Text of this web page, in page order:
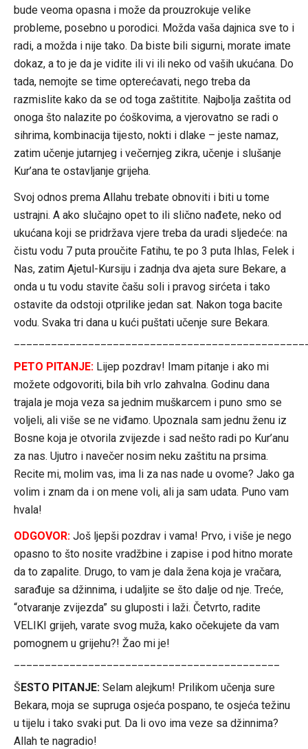
bude veoma opasna i može da prouzrokuje velike
probleme, posebno u porodici. Možda vaša dajnica sve to i
radi, a možda i nije tako. Da biste bili sigurni, morate imate
dokaz, a to je da je vidite ili vi ili neko od vaših ukućana. Do
tada, nemojte se time opterećavati, nego treba da
razmislite kako da se od toga zaštitite. Najbolja zaštita od
onoga što nalazite po ćoškovima, a vjerovatno se radi o
sihrima, kombinacija tijesto, nokti i dlake – jeste namaz,
zatim učenje jutarnjeg i večernjeg zikra, učenje i slušanje
Kur’ana te ostavljanje grijeha.
Svoj odnos prema Allahu trebate obnoviti i biti u tome
ustrajni. A ako slučajno opet to ili slično nađete, neko od
ukućana koji se pridržava vjere treba da uradi sljedeće: na
čistu vodu 7 puta proučite Fatihu, te po 3 puta Ihlas, Felek i
Nas, zatim Ajetul-Kursiju i zadnja dva ajeta sure Bekare, a
onda u tu vodu stavite čašu soli i pravog sirćeta i tako
ostavite da odstoji otprilike jedan sat. Nakon toga bacite
vodu. Svaka tri dana u kući puštati učenje sure Bekara.
PETO PITANJE: Lijep pozdrav! Imam pitanje i ako mi
možete odgovoriti, bila bih vrlo zahvalna. Godinu dana
trajala je moja veza sa jednim muškarcem i puno smo se
voljeli, ali više se ne viđamo. Upoznala sam jednu ženu iz
Bosne koja je otvorila zvijezde i sad nešto radi po Kur’anu
za nas. Ujutro i navečer nosim neku zaštitu na prsima.
Recite mi, molim vas, ima li za nas nade u ovome? Jako ga
volim i znam da i on mene voli, ali ja sam udata. Puno vam
hvala!
ODGOVOR: Još ljepši pozdrav i vama! Prvo, i više je nego
opasno to što nosite vradžbine i zapise i pod hitno morate
da to zapalite. Drugo, to vam je dala žena koja je vračara,
sarađuje sa džinnima, i udaljite se što dalje od nje. Treće,
“otvaranje zvijezda” su gluposti i laži. Četvrto, radite
VELIKI grijeh, varate svog muža, kako očekujete da vam
pomognem u grijehu?! Žao mi je!
Š ESTO PITANJE:Selam alejkum! Prilikom učenja sure
Bekara, moja se supruga osjeća pospano, te osjeća težinu
u tijelu i tako svaki put. Da li ovo ima veze sa džinnima?
Allah te nagradio!